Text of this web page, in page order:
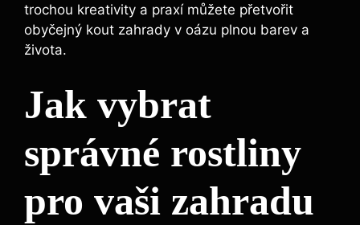
trochou kreativity a praxí můžete přetvořit
obyčejný kout zahrady v oázu plnou barev a
života.
Jak vybrat
správné rostliny
pro vaši zahradu